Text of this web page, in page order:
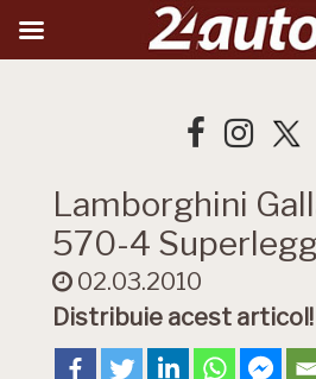
Lamborghini
570-4
02.03.2010
Distribuie acest articol!